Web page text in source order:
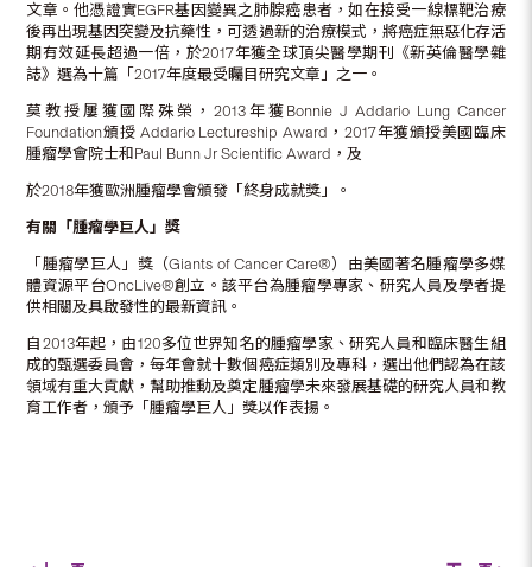
文章。他憑證實EGFR基因變異之肺腺癌患者，如在接受一線標靶治療
後再出現基因突變及抗藥性，可透過新的治療模式，將癌症無惡化存活
期有效延長超過一倍，於2017年獲全球頂尖醫學期刊《新英倫醫學雜
誌》選為十篇「2017年度最受矚目研究文章」之一。
莫教授屢獲國際殊榮，2013年獲Bonnie J Addario Lung Cancer
Foundation頒授 Addario Lectureship Award，2017年獲頒授美國臨床
腫瘤學會院士和Paul Bunn Jr Scientific Award，及
於2018年獲歐洲腫瘤學會頒發「終身成就獎」。
有關 「腫瘤學巨人」獎
「腫瘤學巨人」獎（Giants of Cancer Care®）由美國著名腫瘤學多媒
體資源平台OncLive®創立。該平台為腫瘤學專家、研究人員及學者提
供相關及具啟發性的最新資訊。
自2013年起，由120多位世界知名的腫瘤學家、研究人員和臨床醫生組
成的甄選委員會，每年會就十數個癌症類別及專科，選出他們認為在該
領域有重大貢獻，幫助推動及奠定腫瘤學未來發展基礎的研究人員和教
育工作者，頒予「腫瘤學巨人」獎以作表揚。